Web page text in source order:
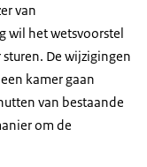
van
wil het wetsvoorstel
De wijzigingen
kamer gaan
van bestaande
om de